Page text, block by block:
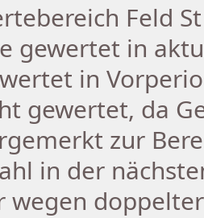
Feld
gewertet in
in
gewertet, da
zur
in der
wegen